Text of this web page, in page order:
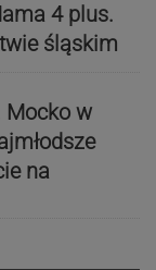
4 plus.
śląskim
Mocko w
na